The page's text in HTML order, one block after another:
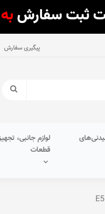
پیگیری سفارش
لوازم جانبی،
قطعات